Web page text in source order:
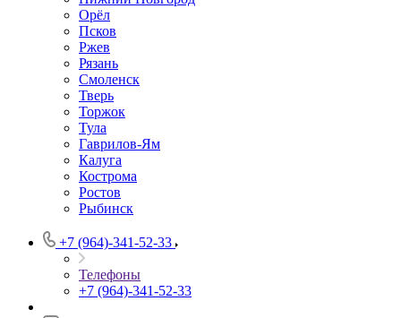
Орёл
Псков
Ржев
Рязань
Смоленск
Тверь
Торжок
Тула
Гаврилов-Ям
Калуга
Кострома
Ростов
Рыбинск
+7 (964)-341-52-33
Телефоны
+7 (964)-341-52-33